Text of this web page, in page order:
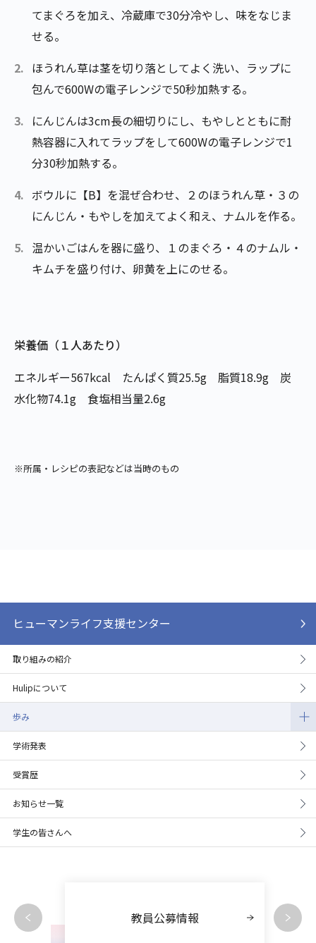
てまぐろを加え、冷蔵庫で30分冷やし、味をなじま
せる。
ほうれん草は茎を切り落としてよく洗い、ラップに
包んで600Wの電子レンジで50秒加熱する。
にんじんは3cm長の細切りにし、もやしとともに耐
熱容器に入れてラップをして600Wの電子レンジで1
分30秒加熱する。
ボウルに【B】を混ぜ合わせ、２のほうれん草・３の
にんじん・もやしを加えてよく和え、ナムルを作る。
温かいごはんを器に盛り、１のまぐろ・４のナムル・
キムチを盛り付け、卵黄を上にのせる。
栄養価（１人あたり）
エネルギー567kcal たんぱく質25.5g 脂質18.9g 炭
水化物74.1g 食塩相当量2.6g
※所属・レシピの表記などは当時のもの
ヒューマンライフ支援センター
取り組みの紹介
Hulipについて
歩み
学術発表
受賞歴
お知らせ一覧
学生の皆さんへ
教員公募情報